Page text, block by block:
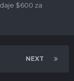
$600 za
NEXT